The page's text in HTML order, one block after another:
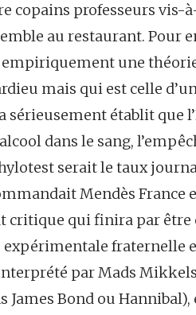
copains professeurs vis-
au restaurant. Pour
une
mais qui est celle
sérieusement établit que
dans le sang,
serait le taux
Mendès France
critique qui finira par être
fraternelle
par Mads
James Bond ou